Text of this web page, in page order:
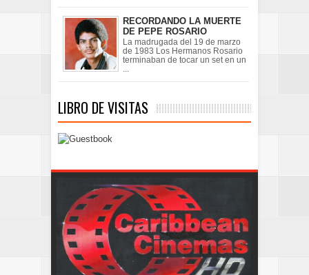
RECORDANDO LA MUERTE
DE PEPE ROSARIO
La madrugada del 19 de marzo
de 1983 Los Hermanos Rosario
terminaban de tocar un set en un
...
LIBRO DE VISITAS